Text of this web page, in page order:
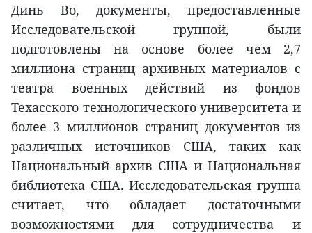
Динь Во, документы, предоставленные
Исследовательской группой, были
подготовлены на основе более чем 2,7
миллиона страниц архивных материалов с
театра военных действий из фондов
Техасского технологического университета и
более 3 миллионов страниц документов из
различных источников США, таких как
Национальный архив США и Национальная
библиотека США. Исследовательская группа
считает, что обладает достаточными
возможностями для сотрудничества и